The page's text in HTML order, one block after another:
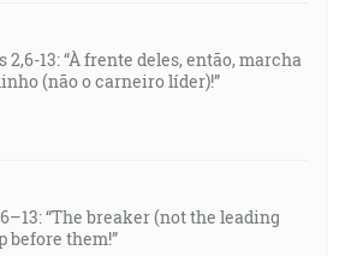
2,6-13: “À frente deles, então, marcha
(não o carneiro líder)!”
“The breaker (not the leading
before them!”